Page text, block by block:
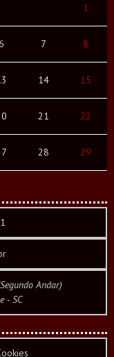
1
7 8
14 15
21 22
28 29
Andar)
- SC